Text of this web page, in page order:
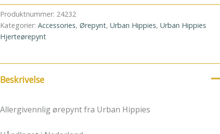
Produktnummer: 24232
Kategorier: Accessories, Ørepynt, Urban Hippies, Urban Hippies
Hjerteørepynt
Beskrivelse
Allergivennlig ørepynt fra Urban Hippies